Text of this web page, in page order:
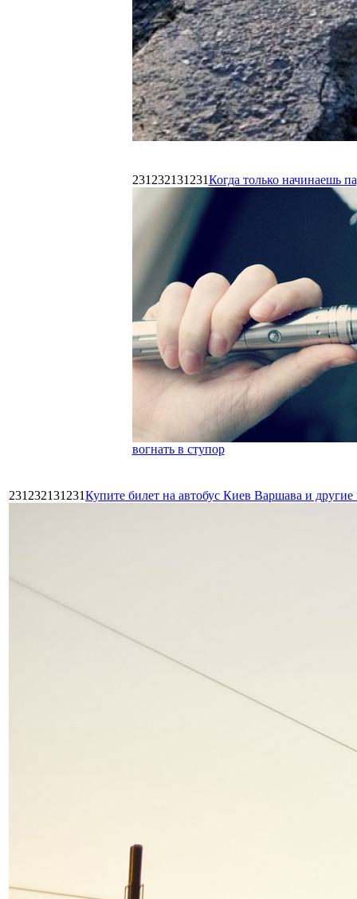
231232131231Когда только начинаешь
вогнать в ступор
231232131231Купите билет на автобус Киев Варшава и